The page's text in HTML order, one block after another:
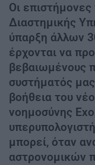
Οι
Διαστημικής
ύπαρξη άλλων
έρχoνται να
βεβαιωμένους
συστήματός
βοήθεια του
νοημοσύνης
μπορεί, όταν
αστρονομικών